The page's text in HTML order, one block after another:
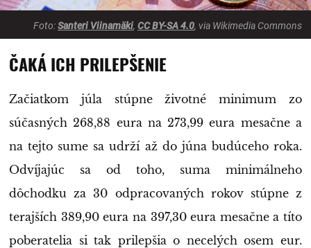
Foto:Santeri Viinamäki, CC BY-SA 4.0, via Wikimedia Commons
ČAKÁ ICH PRILEPŠENIE
Začiatkom júla stúpne životné minimum zo
súčasných 268,88 eura na 273,99 eura mesačne a
na tejto sume sa udrží až do júna budúceho roka.
Odvíjajúc sa od toho, suma minimálneho
dôchodku za 30 odpracovaných rokov stúpne z
terajších 389,90 eura na 397,30 eura mesačne a títo
poberatelia si tak prilepšia o necelých osem eur.